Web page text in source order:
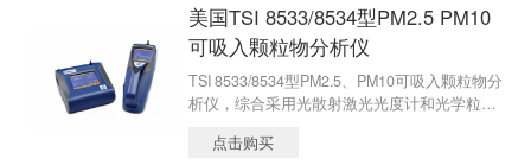
美国TSI 8533/8534型PM2.5 PM10
可吸入颗粒物分析仪
TSI 8533/8534型PM2.5、PM10可吸入颗粒物分
析仪，综合采用光散射激光光度计和光学粒子
和粒径分布。
点击购买